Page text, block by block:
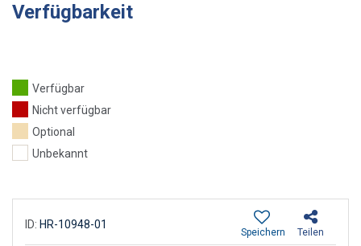
Verfügbarkeit
Verfügbar
Nicht verfügbar
Optional
Unbekannt
ID: HR-10948-01
Teilen
Speichern